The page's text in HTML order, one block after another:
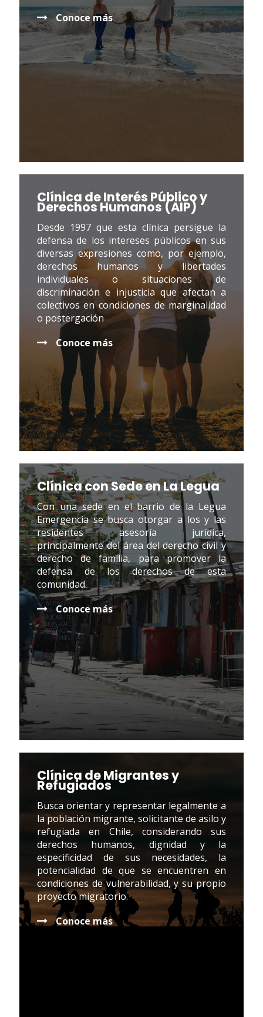
Conoce más
Clínica de Interés Público y
Derechos Humanos (AIP)
Desde 1997 que esta clínica persigue la
defensa de los intereses públicos en sus
diversas expresiones como, por ejemplo,
derechos humanos y libertades
individuales o situaciones de
discriminación e injusticia que afectan a
colectivos en condiciones de marginalidad
o postergación
Conoce más
Clínica con Sede en La Legua
Con una sede en el barrio de la Legua
Emergencia se busca otorgar a los y las
residentes asesoría jurídica,
principalmente del área del derecho civil y
derecho de familia, para promover la
defensa de los derechos de esta
comunidad.
Conoce más
Clínica de Migrantes y
Refugiados
Busca orientar y representar legalmente a
la población migrante, solicitante de asilo y
refugiada en Chile, considerando sus
derechos humanos, dignidad y la
especificidad de sus necesidades, la
potencialidad de que se encuentren en
condiciones de vulnerabilidad, y su propio
proyecto migratorio.
Conoce más